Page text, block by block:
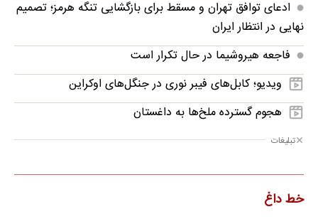
ادعای توافق تهران و مسقط برای بازگشایی تنگه هرمز؛ تصمیم
نهایی در انتظار ایران
فاجعه هیروشیما در حال تکرار است
ویدیو؛ کابل‌های فیبر نوری در جنگل‌های اوکراین
هجوم گسترده ملخ‌ها به داغستان
تبلیغات
خط داغ